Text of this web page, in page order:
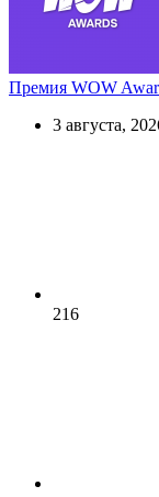
Премия WOW
3 августа,
216